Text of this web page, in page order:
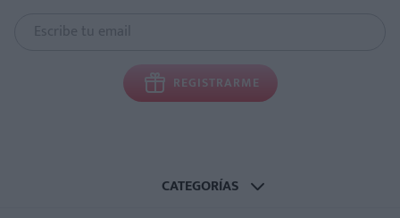
REGISTRARME
CATEGORÍAS